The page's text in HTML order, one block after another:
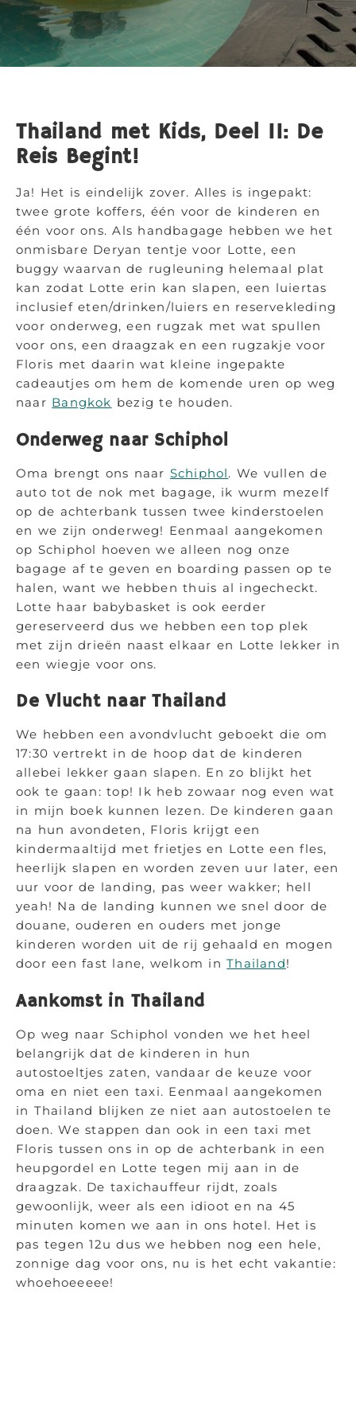
Thailand met Kids, Deel II: De
Reis Begint!
Ja! Het is eindelijk zover. Alles is ingepakt:
twee grote koffers, één voor de kinderen en
één voor ons. Als handbagage hebben we het
onmisbare Deryan tentje voor Lotte, een
buggy waarvan de rugleuning helemaal plat
kan zodat Lotte erin kan slapen, een luiertas
inclusief eten/drinken/luiers en reservekleding
voor onderweg, een rugzak met wat spullen
voor ons, een draagzak en een rugzakje voor
Floris met daarin wat kleine ingepakte
cadeautjes om hem de komende uren op weg
naar Bangkok bezig te houden.
Onderweg naar Schiphol
Oma brengt ons naar Schiphol. We vullen de
auto tot de nok met bagage, ik wurm mezelf
op de achterbank tussen twee kinderstoelen
en we zijn onderweg! Eenmaal aangekomen
op Schiphol hoeven we alleen nog onze
bagage af te geven en boarding passen op te
halen, want we hebben thuis al ingecheckt.
Lotte haar babybasket is ook eerder
gereserveerd dus we hebben een top plek
met zijn drieën naast elkaar en Lotte lekker in
een wiegje voor ons.
De Vlucht naar Thailand
We hebben een avondvlucht geboekt die om
17:30 vertrekt in de hoop dat de kinderen
allebei lekker gaan slapen. En zo blijkt het
ook te gaan: top! Ik heb zowaar nog even wat
in mijn boek kunnen lezen. De kinderen gaan
na hun avondeten, Floris krijgt een
kindermaaltijd met frietjes en Lotte een fles,
heerlijk slapen en worden zeven uur later, een
uur voor de landing, pas weer wakker; hell
yeah! Na de landing kunnen we snel door de
douane, ouderen en ouders met jonge
kinderen worden uit de rij gehaald en mogen
door een fast lane, welkom inThailand!
Aankomst in Thailand
Op weg naar Schiphol vonden we het heel
belangrijk dat de kinderen in hun
autostoeltjes zaten, vandaar de keuze voor
oma en niet een taxi. Eenmaal aangekomen
in Thailand blijken ze niet aan autostoelen te
doen. We stappen dan ook in een taxi met
Floris tussen ons in op de achterbank in een
heupgordel en Lotte tegen mij aan in de
draagzak. De taxichauffeur rijdt, zoals
gewoonlijk, weer als een idioot en na 45
minuten komen we aan in ons hotel. Het is
pas tegen 12u dus we hebben nog een hele,
zonnige dag voor ons, nu is het echt vakantie:
whoehoeeeee!